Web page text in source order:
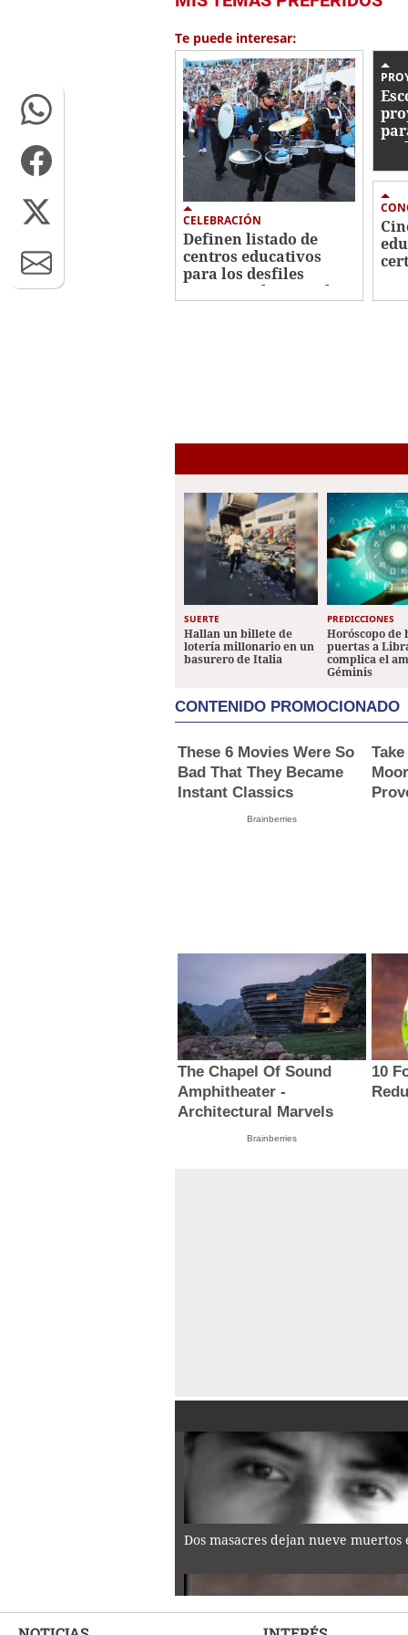
57
secondsVolume
0%
Te puede interesar:
CELEBRACIÓN
Definen listado de
centros educativos
para los desfiles
patrios en la capital
SUERTE
Hallan un billete de
lotería millonario en un
basurero de Italia
PREDICCIONES
Horóscopo de
puertas a
complica el
Géminis
CONTENIDO PROMOCIONADO
These 6 Movies Were So
Bad That They Became
Instant Classics
Brainberries
The Chapel Of Sound
Amphitheater -
Architectural Marvels
Brainberries
10
Dos masacres dejan nueve